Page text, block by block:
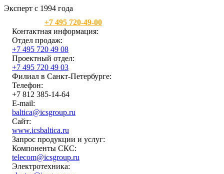
Эксперт с 1994 года
+7 495 720-49-00
Контактная информация:
Отдел продаж:
+7 495 720 49 08
Проектный отдел:
+7 495 720 49 03
Филиал в Санкт-Петербурге:
Телефон:
+7 812 385-14-64
E-mail:
baltica@icsgroup.ru
Сайт:
www.icsbaltica.ru
Запрос продукции и услуг:
Компоненты СКС:
telecom@icsgroup.ru
Электротехника: